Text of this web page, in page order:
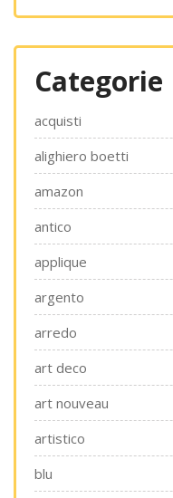
Categorie
acquisti
alighiero boetti
amazon
antico
applique
argento
arredo
art deco
art nouveau
artistico
blu